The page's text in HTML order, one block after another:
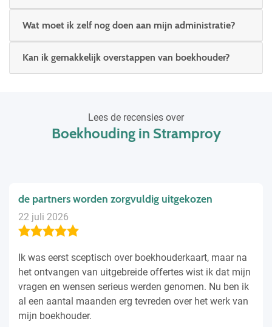
Wat moet ik zelf nog doen aan mijn administratie?
Kan ik gemakkelijk overstappen van boekhouder?
Lees de recensies over
Boekhouding in Stramproy
de partners worden zorgvuldig uitgekozen
22 juli 2026
Ik was eerst sceptisch over boekhouderkaart, maar na
het ontvangen van uitgebreide offertes wist ik dat mijn
vragen en wensen serieus werden genomen. Nu ben ik
al een aantal maanden erg tevreden over het werk van
mijn boekhouder.